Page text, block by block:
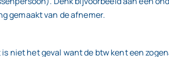
gemaakt van de afnemer.
niet het geval want de btw kent een